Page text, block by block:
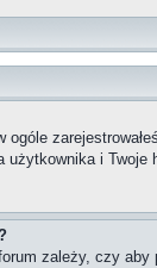
i
zależy, czy